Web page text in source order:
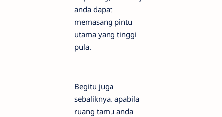
anda dapat
memasang pintu
utama yang tinggi
pula.
Begitu juga
sebaliknya, apabila
ruang tamu anda